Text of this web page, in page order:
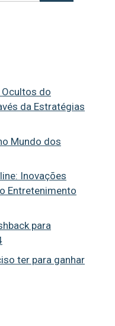
do
da Estratégias
Mundo dos
Inovações
Entretenimento
para
ter para ganhar